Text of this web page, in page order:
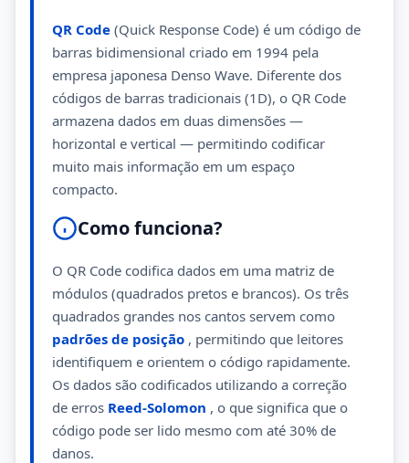
QR Code (Quick Response Code) é um código de
barras bidimensional criado em 1994 pela
empresa japonesa Denso Wave. Diferente dos
códigos de barras tradicionais (1D), o QR Code
armazena dados em duas dimensões —
horizontal e vertical — permitindo codificar
muito mais informação em um espaço
compacto.
Como funciona?
O QR Code codifica dados em uma matriz de
módulos (quadrados pretos e brancos). Os três
quadrados grandes nos cantos servem como
padrões de posição , permitindo que leitores
identifiquem e orientem o código rapidamente.
Os dados são codificados utilizando a correção
de erros Reed-Solomon , o que significa que o
código pode ser lido mesmo com até 30% de
danos.